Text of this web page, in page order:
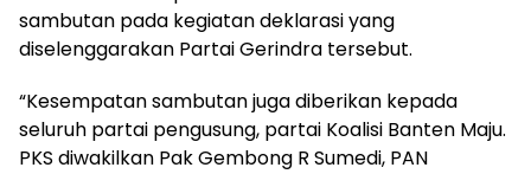
sambutan pada kegiatan deklarasi yang
diselenggarakan Partai Gerindra tersebut.
“Kesempatan sambutan juga diberikan kepada
seluruh partai pengusung, partai Koalisi Banten Maju.
PKS diwakilkan Pak Gembong R Sumedi, PAN